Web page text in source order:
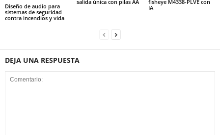
Diseño de audio para
sistemas de seguridad
contra incendios y vida
salida única con pilas AA
fisheye M4338-PLVE con
IA
DEJA UNA RESPUESTA